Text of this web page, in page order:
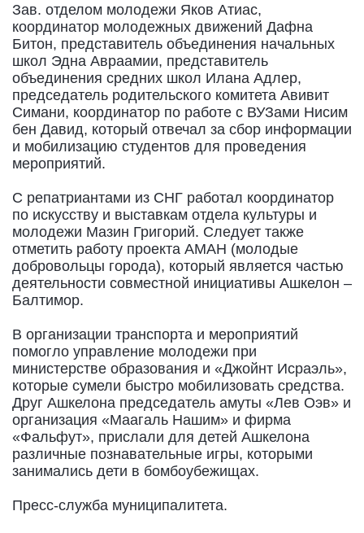
Зав. отделом молодежи Яков Атиас,
координатор молодежных движений Дафна
Битон, представитель объединения начальных
школ Эдна Авраамии, представитель
объединения средних школ Илана Адлер,
председатель родительского комитета Авивит
Симани, координатор по работе с ВУЗами Нисим
бен Давид, который отвечал за сбор информации
и мобилизацию студентов для проведения
мероприятий.
С репатриантами из СНГ работал координатор
по искусству и выставкам отдела культуры и
молодежи Мазин Григорий. Следует также
отметить работу проекта АМАН (молодые
добровольцы города), который является частью
деятельности совместной инициативы Ашкелон –
Балтимор.
В организации транспорта и мероприятий
помогло управление молодежи при
министерстве образования и «Джойнт Исраэль»,
которые сумели быстро мобилизовать средства.
Друг Ашкелона председатель амуты «Лев Оэв» и
организация «Маагаль Нашим» и фирма
«Фальфут», прислали для детей Ашкелона
различные познавательные игры, которыми
занимались дети в бомбоубежищах.
Пресс-служба муниципалитета.